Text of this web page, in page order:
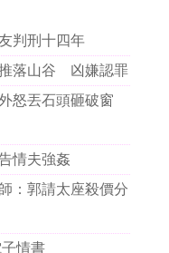
判刑十四年
落山谷 凶嫌認罪
怒丟石頭砸破窗
情夫強姦
：郭請太座殺價分
情書